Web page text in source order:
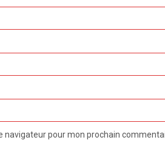
navigateur pour mon prochain